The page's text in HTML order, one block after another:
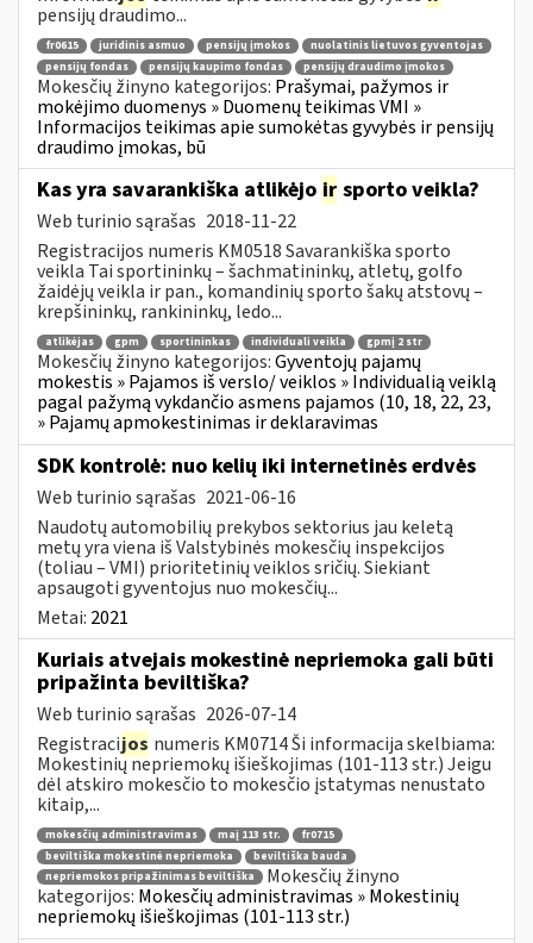
pensijų draudimo...
fr0615 juridinis asmuo pensijų įmokos
nuolatinis lietuvos gyventojas
pensijų fondas
pensijų kaupimo fondas pensijų draudimo įmokos
Mokesčių žinyno kategorijos: Prašymai, pažymos ir
mokėjimo duomenys » Duomenų teikimas VMI »
Informacijos teikimas apie sumokėtas gyvybės ir pensijų
draudimo įmokas, bū
Kas yra savarankiška atlikėjo ir sporto veikla?
Web turinio sąrašas 2018-11-22
Registracijos numeris KM0518 Savarankiška sporto
veikla Tai sportininkų – šachmatininkų, atletų, golfo
žaidėjų veikla ir pan., komandinių sporto šakų atstovų –
krepšininkų, rankininkų, ledo...
atlikėjas gpm sportininkas individuali veikla gpmį 2 str
Mokesčių žinyno kategorijos:Gyventojų pajamų
mokestis » Pajamos iš verslo/ veiklos » Individualią veiklą
pagal pažymą vykdančio asmens pajamos (10, 18, 22, 23,
» Pajamų apmokestinimas ir deklaravimas
SDK kontrolė: nuo kelių iki internetinės erdvės
Web turinio sąrašas 2021-06-16
Naudotų automobilių prekybos sektorius jau keletą
metų yra viena iš Valstybinės mokesčių inspekcijos
(toliau – VMI) prioritetinių veiklos sričių. Siekiant
apsaugoti gyventojus nuo mokesčių...
Metai: 2021
Kuriais atvejais mokestinė nepriemoka gali būti
pripažinta beviltiška?
Web turinio sąrašas 2026-07-14
Registracijos numeris KM0714 Ši informacija skelbiama:
Mokestinių nepriemokų išieškojimas (101-113 str.) Jeigu
dėl atskiro mokesčio to mokesčio įstatymas nenustato
kitaip,...
mokesčių administravimas maį 113 str.
fr0715
beviltiška mokestinė nepriemoka
beviltiška bauda
nepriemokos pripažinimas beviltiška
Mokesčių žinyno
kategorijos: Mokesčių administravimas » Mokestinių
nepriemokų išieškojimas (101-113 str.)